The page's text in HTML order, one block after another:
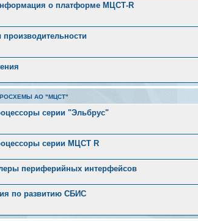
о платформе МЦСТ-R
АО "МЦСТ"
серии "Эльбрус"
серии МЦСТ R
периферийных интерфейсов
по развитию СБИС